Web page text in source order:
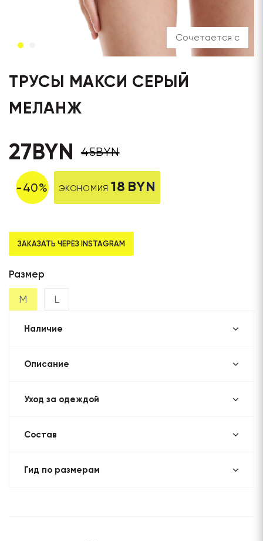
Сочетается с
ТРУСЫ МАКСИ СЕРЫЙ
МЕЛАНЖ
27BYN 45BYN
-40% ЭКОНОМИЯ 18 BYN
ЗАКАЗАТЬ ЧЕРЕЗ INSTAGRAM
Размер
M L
Наличие
Описание
Уход за одеждой
Состав
Гид по размерам